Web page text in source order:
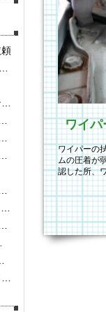
ワイパーの
ムの圧着が
認した所、
いますが